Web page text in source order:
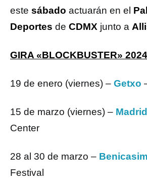
este sábado actuarán en el
Deportes de CDMX junto a
GIRA «BLOCKBUSTER» 2024
19 de enero (viernes) – Getxo
15 de marzo (viernes) – Madrid
Center
28 al 30 de marzo – Benicasim
Festival